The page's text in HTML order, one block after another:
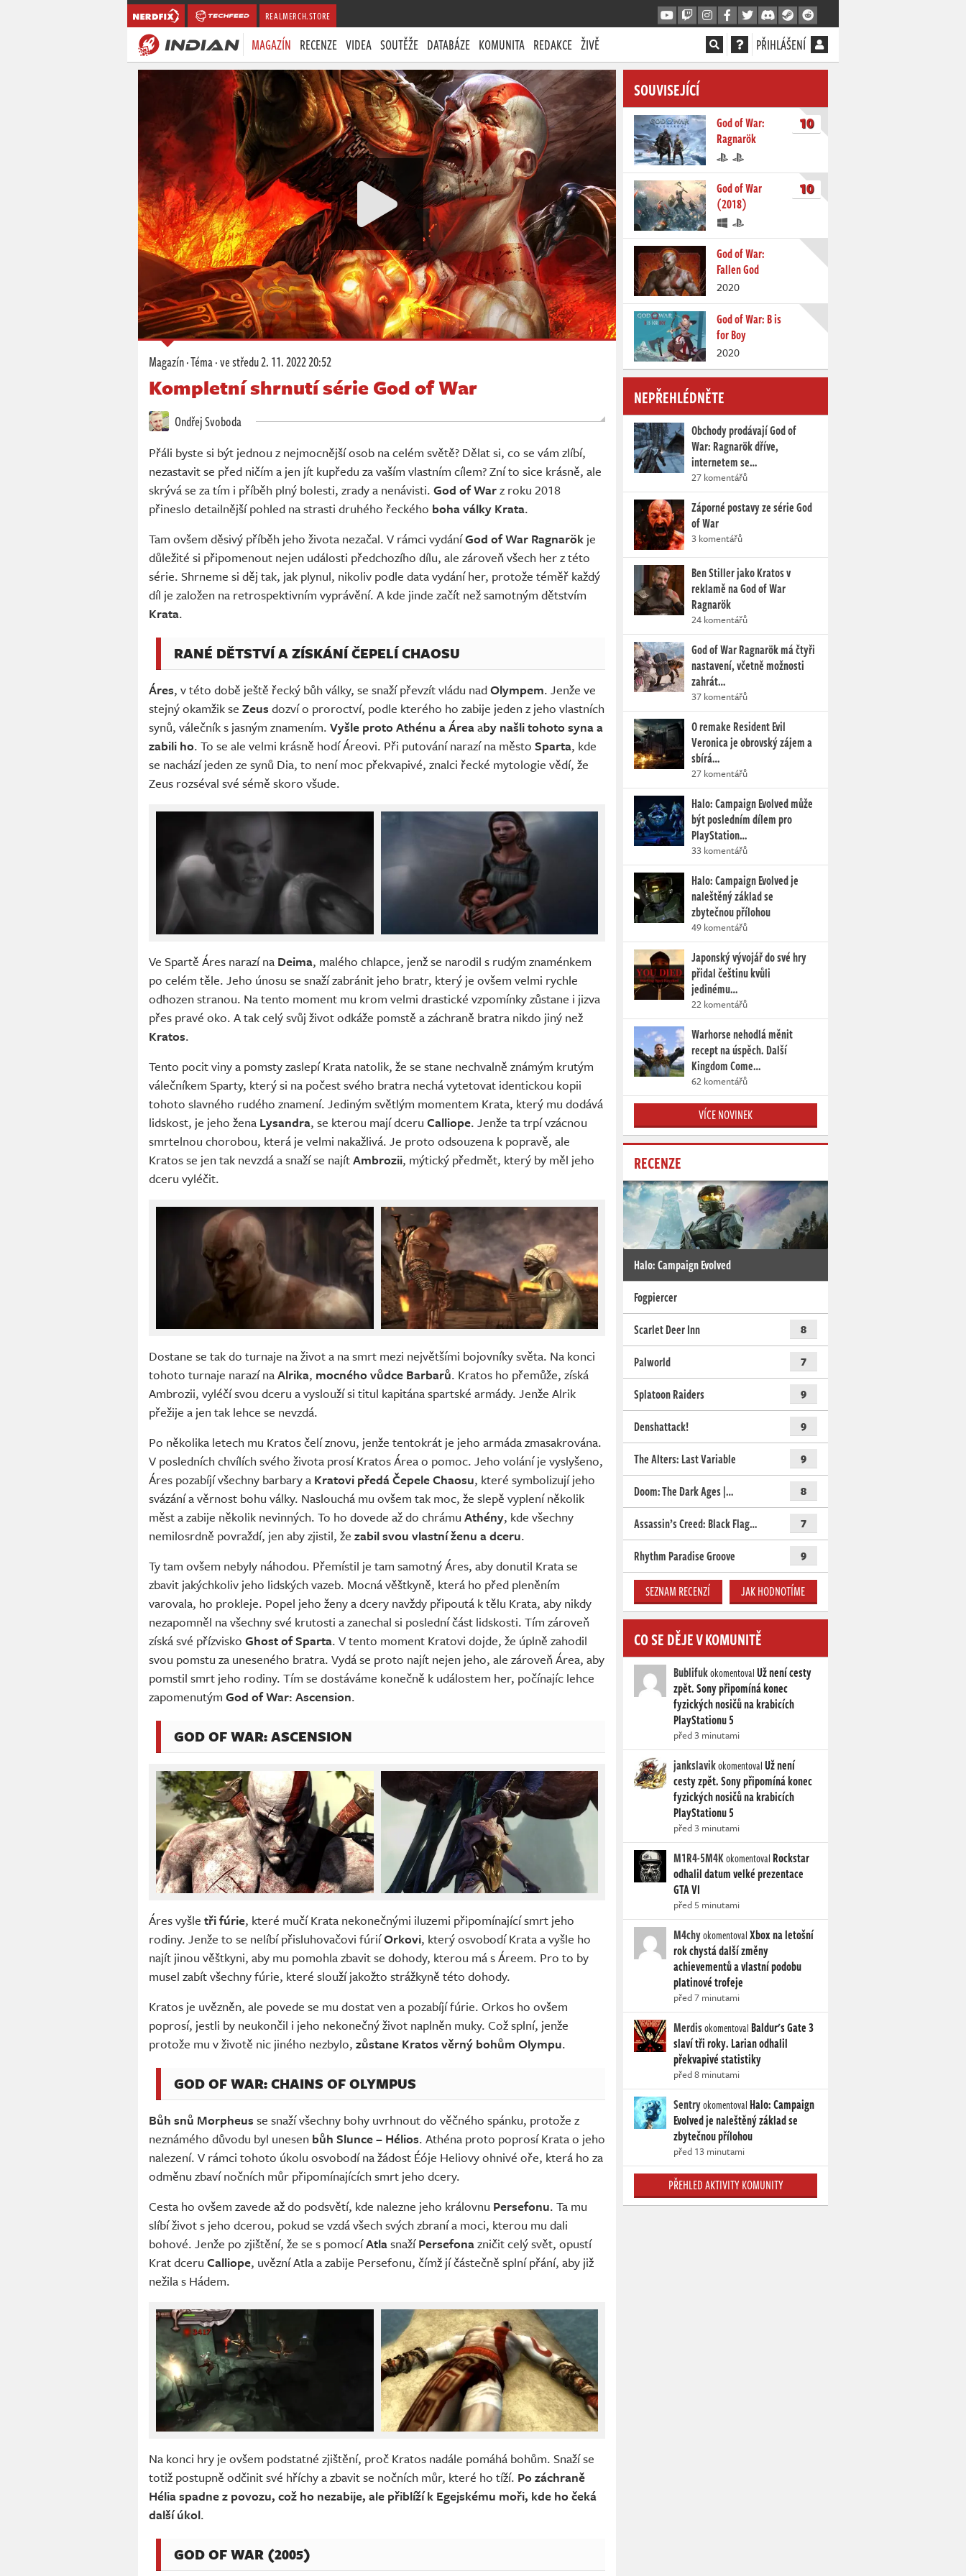
REALMERCH.STORE
MAGAZÍN RECENZE VIDEA SOUTĚŽE DATABÁZE KOMUNITA REDAKCE ŽIVĚ PŘIHLÁŠENÍ
Magazín·Téma·ve středu2. 11. 2022 20:52
Kompletní shrnutí série God of War
Ondřej Svoboda
Přáli byste si být jednou z nejmocnější osob na celém světě? Dělat si, co se vám zlíbí,
nezastavit se před ničím a jen jít kupředu za vaším vlastním cílem? Zní to sice krásně, ale
skrývá se za tím i příběh plný bolesti, zrady a nenávisti. God of Warz roku 2018
přineslo detailnější pohled na strasti druhého řeckého boha války Krata.
Tam ovšem děsivý příběh jeho života nezačal. V rámci vydáníGod of War Ragnarök je
důležité si připomenout nejen události předchozího dílu, ale zároveň všech her z této
série. Shrneme si děj tak, jak plynul, nikoliv podle data vydání her, protože téměř každý
díl je založen na retrospektivním vyprávění. A kde jinde začít než samotným dětstvím
Krata.
RANÉ DĚTSTVÍ A ZÍSKÁNÍ ČEPELÍ CHAOSU
Áres, v této době ještě řecký bůh války, se snaží převzít vládu nadOlympem. Jenže ve
stejný okamžik se Zeus dozví o proroctví, podle kterého ho zabije jeden z jeho vlastních
synů, válečník s jasným znamením. Vyšle proto Athénu aÁreaaby našli tohoto syna a
zabili ho. To se ale velmi krásně hodí Áreovi. Při putování narazí na město Sparta, kde
se nachází jeden ze synů Dia, to není moc překvapivé, znalci řecké mytologie vědí, že
Zeus rozséval své sémě skoro všude.
Ve Spartě Áres narazí na Deima, malého chlapce, jenž se narodil s rudým znaménkem
po celém těle. Jeho únosu se snaží zabránit jeho bratr, který je ovšem velmi rychle
odhozen stranou. Na tento moment mu krom velmi drastické vzpomínky zůstane i jizva
přes pravé oko. A tak celý svůj život odkáže pomstě a záchraně bratra nikdo jiný než
Kratos.
Tento pocit viny a pomsty zaslepí Krata natolik, že se stane nechvalně známým krutým
válečníkem Sparty, který si na počest svého bratra nechá vytetovat identickou kopii
tohoto slavného rudého znamení. Jediným světlým momentem Krata, který mu dodává
lidskost, je jeho žena Lysandra, se kterou mají dceru Calliope. Jenže ta trpí vzácnou
smrtelnou chorobou, která je velmi nakažlivá. Je proto odsouzena k popravě, ale
Kratos se jen tak nevzdá a snaží se najítAmbrozii, mýtický předmět, který by měl jeho
dceru vyléčit.
Dostane se tak do turnaje na život a na smrt mezi největšími bojovníky světa. Na konci
tohoto turnaje narazí naAlrika, mocného vůdce Barbarů. Kratos ho přemůže, získá
Ambrozii, vyléčí svou dceru a vyslouží si titul kapitána spartské armády. Jenže Alrik
přežije a jen tak lehce se nevzdá.
Po několika letech mu Kratos čelí znovu, jenže tentokrát je jeho armáda zmasakrována.
V posledních chvílích svého života prosí Kratos Área o pomoc. Jeho volání je vyslyšeno,
Áres pozabíjí všechny barbary a Kratovi předá Čepele Chaosu, které symbolizují jeho
svázání a věrnost bohu války. Naslouchá mu ovšem tak moc, že slepě vyplení několik
měst a zabije několik nevinných. To ho dovede až do chrámu Athény, kde všechny
nemilosrdně povraždí, jen aby zjistil, že zabil svou vlastní ženu a dceru.
Ty tam ovšem nebyly náhodou. Přemístil je tam samotný Áres, aby donutil Krata se
zbavit jakýchkoliv jeho lidských vazeb. Mocná věštkyně, která ho před pleněním
varovala, ho prokleje. Popel jeho ženy a dcery navždy připoutá k tělu Krata, aby nikdy
nezapomněl na všechny své krutosti a zanechal si poslední část lidskosti. Tím zároveň
získá své přízvisko Ghost of Sparta. V tento moment Kratovi dojde, že úplně zahodil
svou pomstu za uneseného bratra. Vydá se proto najít nejen jeho, ale zároveň Área, aby
pomstil smrt jeho rodiny. Tím se dostáváme konečně k událostem her, počínajíc lehce
zapomenutým God of War: Ascension.
GOD OF WAR: ASCENSION
Áres vyšle tři fúrie, které mučí Krata nekonečnými iluzemi připomínající smrt jeho
rodiny. Jenže to se nelíbí přisluhovačovi fúriíOrkovi, který osvobodí Krata a vyšle ho
najít jinou věštkyni, aby mu pomohla zbavit se dohody, kterou má s Áreem. Pro to by
musel zabít všechny fúrie, které slouží jakožto strážkyně této dohody.
Kratos je uvězněn, ale povede se mu dostat ven a pozabíjí fúrie. Orkos ho ovšem
poprosí, jestli by neukončil i jeho nekonečný život naplněn muky. Což splní, jenže
protože mu v životě nic jiného nezbylo, zůstane Kratos věrný bohům Olympu.
GOD OF WAR: CHAINS OF OLYMPUS
Bůh snů Morpheus se snaží všechny bohy uvrhnout do věčného spánku, protože z
neznámého důvodu byl unesen bůh Slunce – Hélios. Athéna proto poprosí Krata o jeho
nalezení. V rámci tohoto úkolu osvobodí na žádost Éóje Heliovy ohnivé oře, která ho za
odměnu zbaví nočních můr připomínajících smrt jeho dcery.
Cesta ho ovšem zavede až do podsvětí, kde nalezne jeho královnu Persefonu. Ta mu
slíbí život s jeho dcerou, pokud se vzdá všech svých zbraní a moci, kterou mu dali
bohové. Jenže po zjištění, že se s pomocíAtlasnažíPersefonazničit celý svět, opustí
Krat dceru Calliope, uvězní Atla a zabije Persefonu, čímž jí částečně splní přání, aby již
nežila s Hádem.
Na konci hry je ovšem podstatné zjištění, proč Kratos nadále pomáhá bohům. Snaží se
totiž postupně odčinit své hříchy a zbavit se nočních můr, které ho tíží. Po záchraně
Hélia spadne z povozu, což ho nezabije, ale přiblíží k Egejskému moři, kde ho čeká
další úkol.
GOD OF WAR (2005)
SOUVISEJÍCÍ
God of War:
Ragnarök
10
God of War
(2018)
10
God of War:
Fallen God
2020
God of War: B is
for Boy
2020
NEPŘEHLÉDNĚTE
Obchody prodávají God of
War: Ragnarök dříve,
internetem se…
27 komentářů
Záporné postavy ze série God
of War
3 komentářů
Ben Stiller jako Kratos v
reklamě na God of War
Ragnarök
24 komentářů
God of War Ragnarök má čtyři
nastavení, včetně možnosti
zahrát…
37 komentářů
O remake Resident Evil
Veronica je obrovský zájem a
sbírá…
27 komentářů
Halo: Campaign Evolved může
být posledním dílem pro
PlayStation…
33 komentářů
Halo: Campaign Evolved je
naleštěný základ se
zbytečnou přílohou
49 komentářů
Japonský vývojář do své hry
přidal češtinu kvůli
jedinému…
22 komentářů
Warhorse nehodlá měnit
recept na úspěch. Další
Kingdom Come…
62 komentářů
VÍCE NOVINEK
RECENZE
Halo: Campaign Evolved
Fogpiercer
Scarlet Deer Inn
8
Palworld 7
Splatoon Raiders 9
Denshattack! 9
The Alters: Last Variable 9
Doom: The Dark Ages |… 8
Assassin’s Creed: Black Flag… 7
Rhythm Paradise Groove 9
SEZNAM RECENZÍ JAK HODNOTÍME
CO SE DĚJE V KOMUNITĚ
BublifukokomentovalUž není cesty
zpět. Sony připomíná konec
fyzických nosičů na krabicích
PlayStationu 5
před 3 minutami
jankslavikokomentovalUž není
cesty zpět. Sony připomíná konec
fyzických nosičů na krabicích
PlayStationu 5
před 3 minutami
M1R4-5M4Kokomentoval Rockstar
odhalil datum velké prezentace
GTA VI
před 5 minutami
M4chyokomentovalXbox na letošní
rok chystá další změny
achievementů a vlastní podobu
platinové trofeje
před 7 minutami
Merdisokomentoval Baldur's Gate 3
slaví tři roky. Larian odhalil
překvapivé statistiky
před 8 minutami
Sentryokomentoval Halo: Campaign
Evolved je naleštěný základ se
zbytečnou přílohou
před 13 minutami
PŘEHLED AKTIVITY KOMUNITY